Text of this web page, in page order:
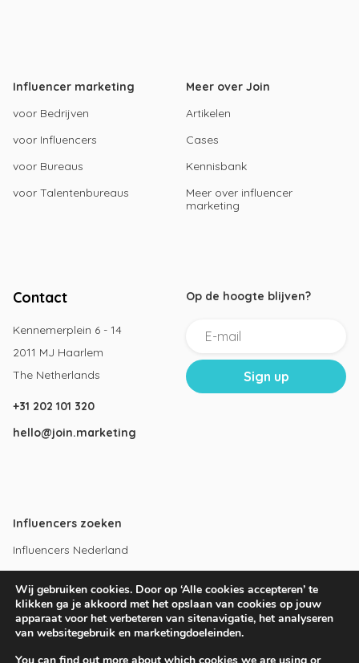
Influencer marketing
voor Bedrijven
voor Influencers
voor Bureaus
voor Talentenbureaus
Meer over Join
Artikelen
Cases
Kennisbank
Meer over influencer
marketing
Contact
Kennemerplein 6 - 14
2011 MJ Haarlem
The Netherlands
+31 202 101 320
hello@join.marketing
Op de hoogte blijven?
Influencers zoeken
Influencers Nederland
Instagram influencers
Youtube influencers
Wij gebruiken cookies. Door op ‘Alle cookies accepteren’ te
klikken ga je akkoord met het opslaan van cookies op jouw
apparaat voor het verbeteren van sitenavigatie, het analyseren
van websitegebruik en marketingdoeleinden.